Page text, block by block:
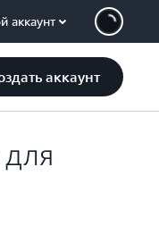
аккаунт
аккаунт